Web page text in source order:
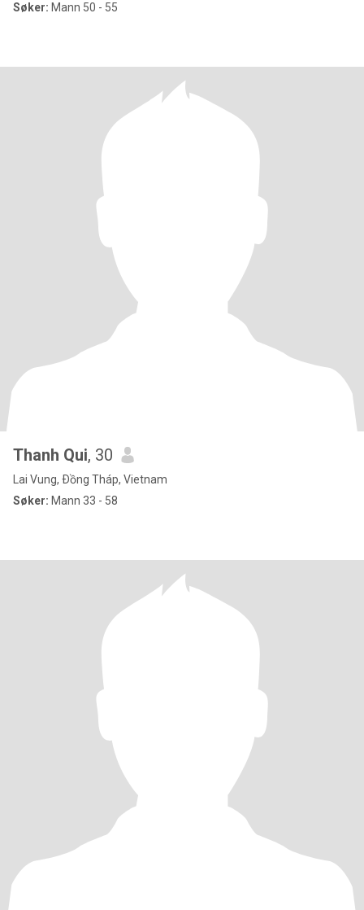
Søker: Mann 50 - 55
Thanh Qui, 30
Lai Vung, Ðồng Tháp, Vietnam
Søker: Mann 33 - 58